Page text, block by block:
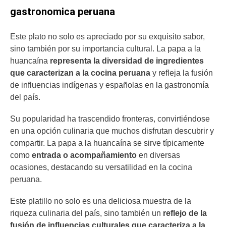
gastronomica peruana
Este plato no solo es apreciado por su exquisito sabor,
sino también por su importancia cultural. La papa a la
huancaína representa la diversidad de ingredientes
que caracterizan a la cocina peruana y refleja la fusión
de influencias indígenas y españolas en la gastronomía
del país.
Su popularidad ha trascendido fronteras, convirtiéndose
en una opción culinaria que muchos disfrutan descubrir y
compartir. La papa a la huancaína se sirve típicamente
como entrada o acompañamiento en diversas
ocasiones, destacando su versatilidad en la cocina
peruana.
Este platillo no solo es una deliciosa muestra de la
riqueza culinaria del país, sino también un reflejo de la